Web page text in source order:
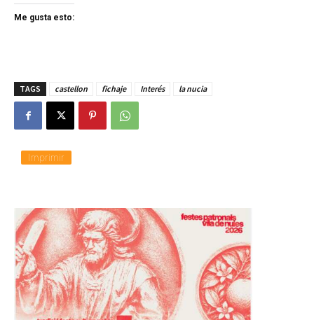
Me gusta esto:
TAGS castellon fichaje Interés la nucia
Imprimir